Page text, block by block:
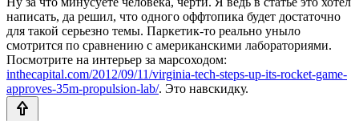
написать, да решил, что одного оффтопика будет достаточно
для такой серьезно темы. Паркетик-то реально уныло
смотрится по сравнению с американскими лабораториями.
Посмотрите на интерьер за марсоходом:
inthecapital.com/2012/09/11/virginia-tech-steps-up-its-rocket-game-
approves-35m-propulsion-lab/. Это навскидку.